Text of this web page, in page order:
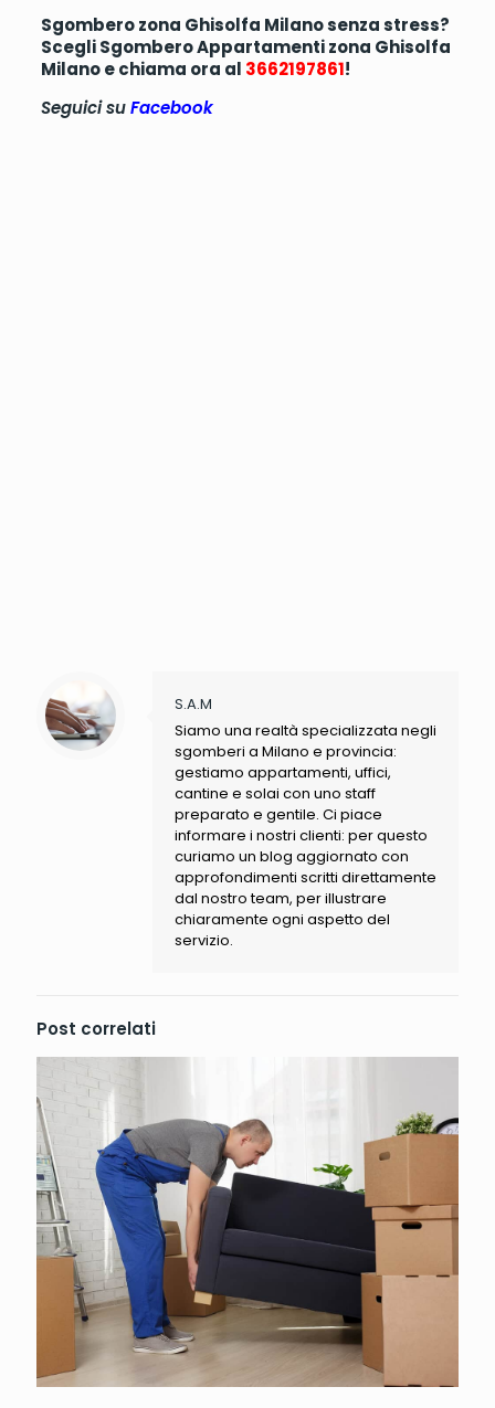
Sgombero zona Ghisolfa Milano senza stress?
Scegli Sgombero Appartamenti zona Ghisolfa
Milano e chiama ora al 3662197861!
Seguici suFacebook
S.A.M
Siamo una realtà specializzata negli
sgomberi a Milano e provincia:
gestiamo appartamenti, uffici,
cantine e solai con uno staff
preparato e gentile. Ci piace
informare i nostri clienti: per questo
curiamo un blog aggiornato con
approfondimenti scritti direttamente
dal nostro team, per illustrare
chiaramente ogni aspetto del
servizio.
Post correlati